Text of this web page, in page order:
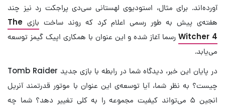
آورده‌اند. برای مثال، استودیوی لهستانی سی‌دی پراجکت رد نیز چند
هفته‌ی پیش به طور رسمی اعلام کرد که روند ساخت بازی The
Witcher 4رسما آغاز شده و این عنوان با همکاری اپیک گیمز توسعه
می‌یابد.
در پایان این خبر، دیدگاه شما در رابطه با بازی جدید Tomb Raider
چیست؟ به نظر شما، آیا توسعه‌ی این عنوان با موتور قدرتمند آنریل
انجین ۵ می‌تواند کیفیت مجموعه را به کلی تغییر دهد؟ شما چه